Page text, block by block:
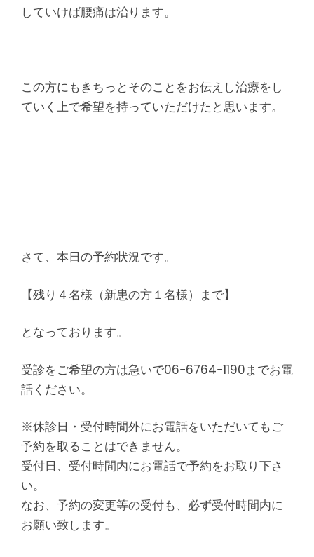
していけば腰痛は治ります。
この方にもきちっとそのことをお伝えし治療をし
ていく上で希望を持っていただけたと思います。
さて、本日の予約状況です。
【残り４名様（新患の方１名様）まで】
となっております。
受診をご希望の方は急いで06−6764−1190までお電
話ください。
※休診日・受付時間外にお電話をいただいてもご
予約を取ることはできません。
受付日、受付時間内にお電話で予約をお取り下さ
い。
なお、予約の変更等の受付も、必ず受付時間内に
お願い致します。